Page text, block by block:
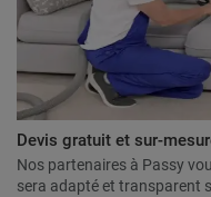
Devis gratuit et sur-
Nos partenaires à Passy
sera adapté et transparent